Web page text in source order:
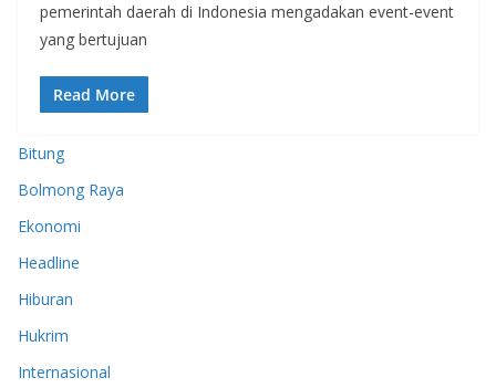
pemerintah daerah di Indonesia mengadakan event-event
yang bertujuan
Read More
Bitung
Bolmong Raya
Ekonomi
Headline
Hiburan
Hukrim
Internasional